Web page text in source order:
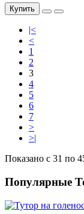
Купить
|<
<
1
2
3
4
5
6
7
>
>|
Показано с 31 по
Популярные